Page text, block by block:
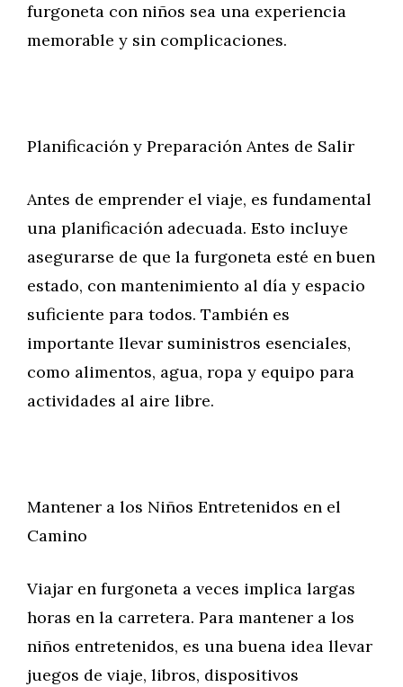
furgoneta con niños sea una experiencia
memorable y sin complicaciones.
Planificación y Preparación Antes de Salir
Antes de emprender el viaje, es fundamental
una planificación adecuada. Esto incluye
asegurarse de que la furgoneta esté en buen
estado, con mantenimiento al día y espacio
suficiente para todos. También es
importante llevar suministros esenciales,
como alimentos, agua, ropa y equipo para
actividades al aire libre.
Mantener a los Niños Entretenidos en el
Camino
Viajar en furgoneta a veces implica largas
horas en la carretera. Para mantener a los
niños entretenidos, es una buena idea llevar
juegos de viaje, libros, dispositivos